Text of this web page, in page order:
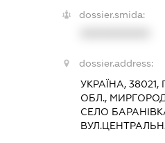
dossier.smida:
dossier.address:
УКРАЇНА,
ОБЛ.,
СЕЛО